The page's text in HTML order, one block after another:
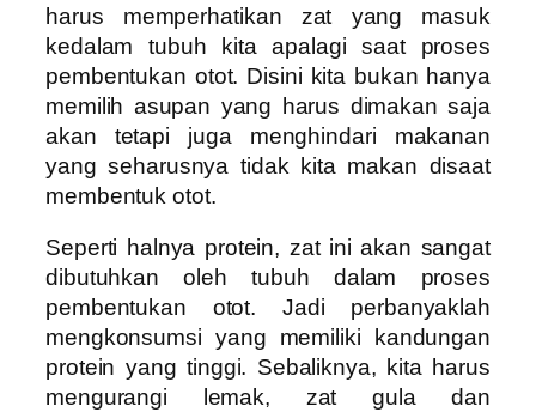
harus memperhatikan zat yang masuk
kedalam tubuh kita apalagi saat proses
pembentukan otot. Disini kita bukan hanya
memilih asupan yang harus dimakan saja
akan tetapi juga menghindari makanan
yang seharusnya tidak kita makan disaat
membentuk otot.
Seperti halnya protein, zat ini akan sangat
dibutuhkan oleh tubuh dalam proses
pembentukan otot. Jadi perbanyaklah
mengkonsumsi yang memiliki kandungan
protein yang tinggi. Sebaliknya, kita harus
mengurangi lemak, zat gula dan